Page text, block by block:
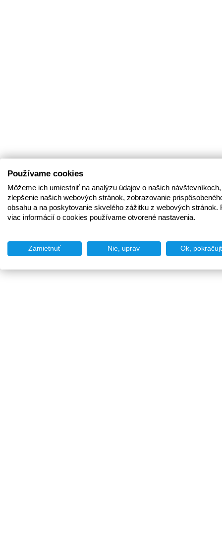
Používame cookies
Môžeme ich umiestniť na analýzu údajov o našich
zlepšenie našich webových stránok, zobrazovanie
obsahu a na poskytovanie skvelého zážitku z webových stránok.
viac informácií o cookies používame otvorené nastavenia.
Zamietnuť Nie, uprav Ok,